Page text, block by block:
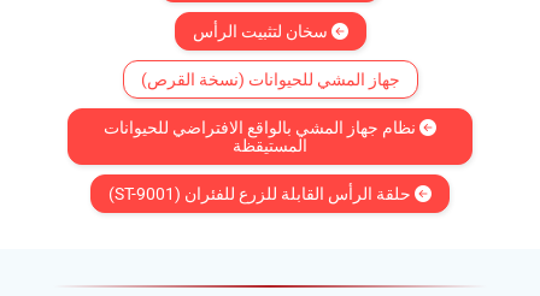
سخان لتثبيت الرأس
جهاز المشي للحيوانات (نسخة القرص)
نظام جهاز المشي بالواقع الافتراضي للحيوانات
المستيقظة
حلقة الرأس القابلة للزرع للفئران (ST-9001)